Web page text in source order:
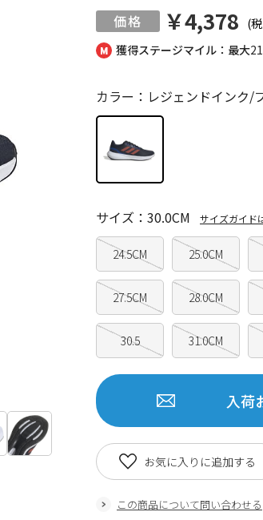
獲得ステージマイル：最大
￥4,378 (
カラー：レジェンドインク/
24.5CM 25.0CM
27.5CM 28.0CM
30.5 31.0CM
サイズ：30.0CM サイズガイド
入荷
この商品について問い合わせる
お気に入りに追加する